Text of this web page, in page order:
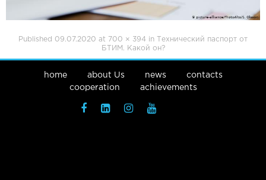
Published 09.07.2020 at 700 × 394 in
Технический паспорт от
БТИМ. Какой он?
home about Us news
contacts
cooperation
achievements